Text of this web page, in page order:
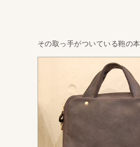
その取っ手がついている鞄の